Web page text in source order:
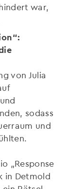
war,
von Julia
sodass
und
„Response
in Detmold